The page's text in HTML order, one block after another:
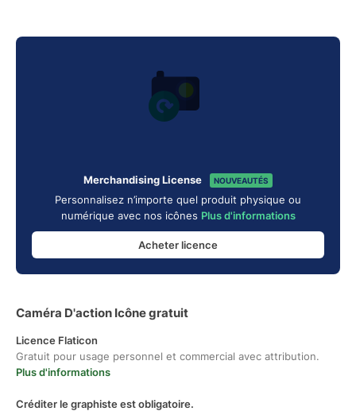
Merchandising License NOUVEAUTÉS
Personnalisez n’importe quel produit physique ou
numérique avec nos icônes Plus d'informations
Acheter licence
Caméra D'action Icône gratuit
Licence Flaticon
Gratuit pour usage personnel et commercial avec attribution.
Plus d'informations
Créditer le graphiste est obligatoire.